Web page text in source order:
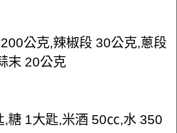
公克,辣椒段 30公克,蔥段
末 20公克
,糖 1大匙,米酒 50㏄,水 350